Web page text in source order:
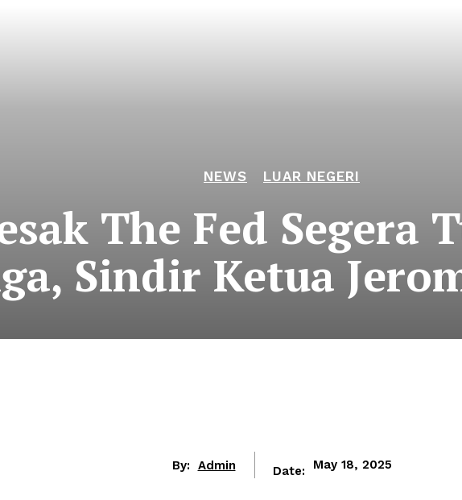
NEWS LUAR NEGERI
The Fed Segera
Sindir Ketua
By: Admin Date: May 18, 2025